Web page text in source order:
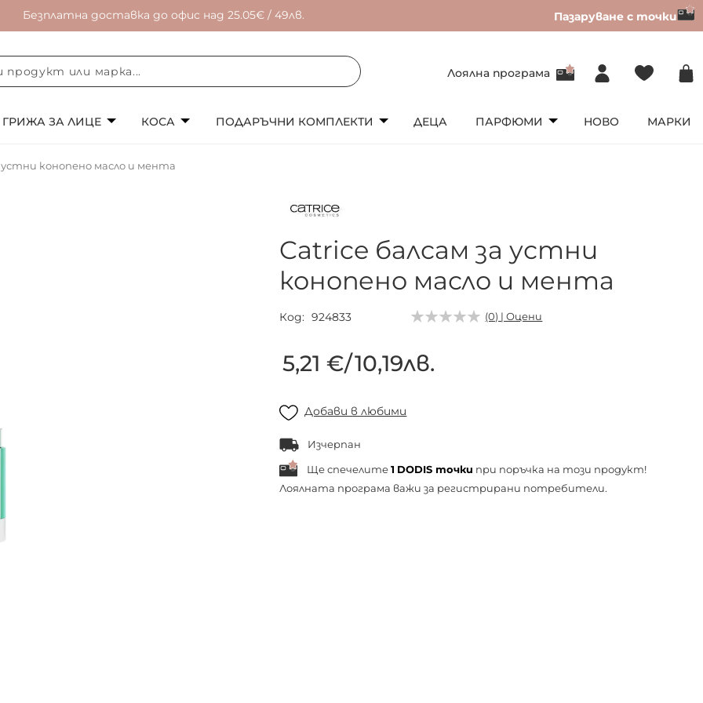
Безплатна доставка до офис над 25.05€ / 49лв. Пазаруване с точки
Лоялна програма
ГРИЖА ЗА ЛИЦЕ КОСА ПОДАРЪЧНИ КОМПЛЕКТИ ДЕЦА ПАРФЮМИ НОВО МАРКИ
устни конопено масло и мента
Catrice балсам за устни
конопено масло и мента
Код 924833 (0) | Оцени
5,21 €/10,19лв.
Добави в любими
Изчерпан
Ще спечелите 1 DODIS точки при поръчка на този продукт!
Лоялната програма важи за регистрирани потребители.